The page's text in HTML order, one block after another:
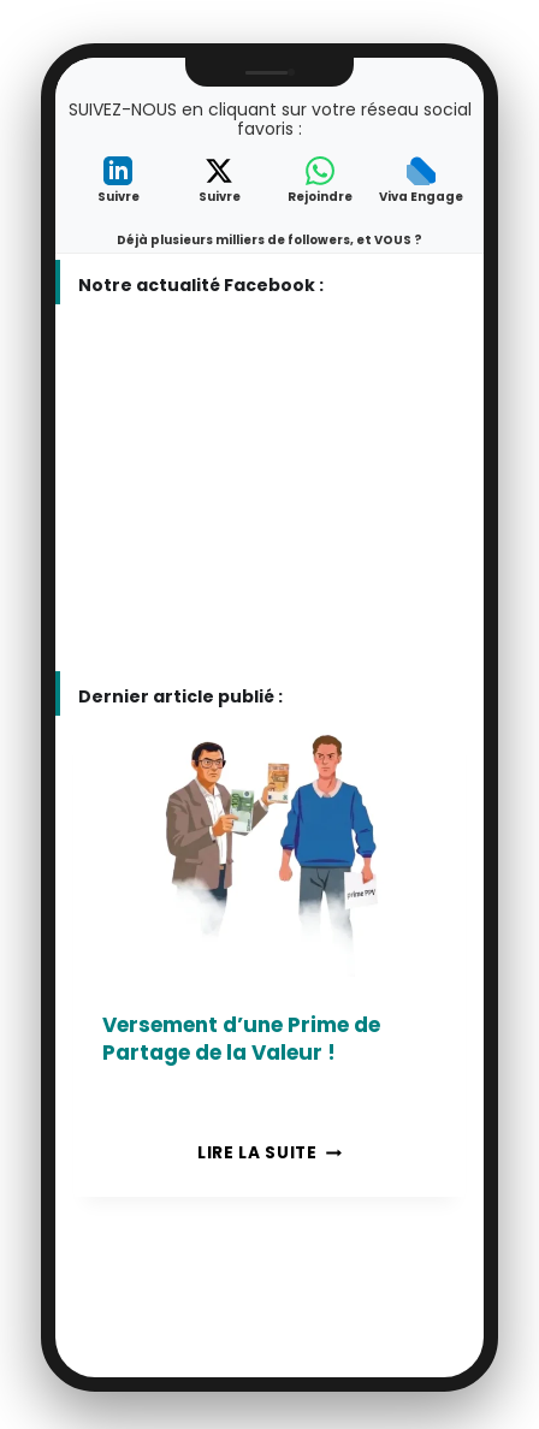
SUIVEZ-NOUS en cliquant sur votre réseau social
favoris :
Suivre Suivre Rejoindre Viva Engage
Déjà plusieurs milliers de followers, et VOUS ?
Notre actualité Facebook :
Dernier article publié :
Versement d’une Prime de
Partage de la Valeur !
LIRE LA SUITE VERSEMENT